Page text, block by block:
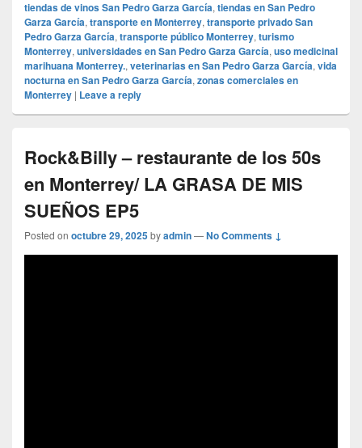
tiendas de vinos San Pedro Garza García, tiendas en San Pedro
Garza García, transporte en Monterrey, transporte privado San
Pedro Garza García, transporte público Monterrey, turismo
Monterrey, universidades en San Pedro Garza García, uso medicinal
marihuana Monterrey., veterinarias en San Pedro Garza García, vida
nocturna en San Pedro Garza García, zonas comerciales en
Monterrey | Leave a reply
Rock&Billy – restaurante de los 50s
en Monterrey/ LA GRASA DE MIS
SUEÑOS EP5
Posted on octubre 29, 2025byadmin—No Comments ↓